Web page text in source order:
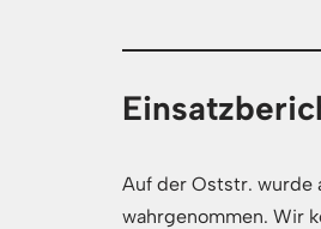
Auf der Oststr. wurde
wahrgenommen. Wir